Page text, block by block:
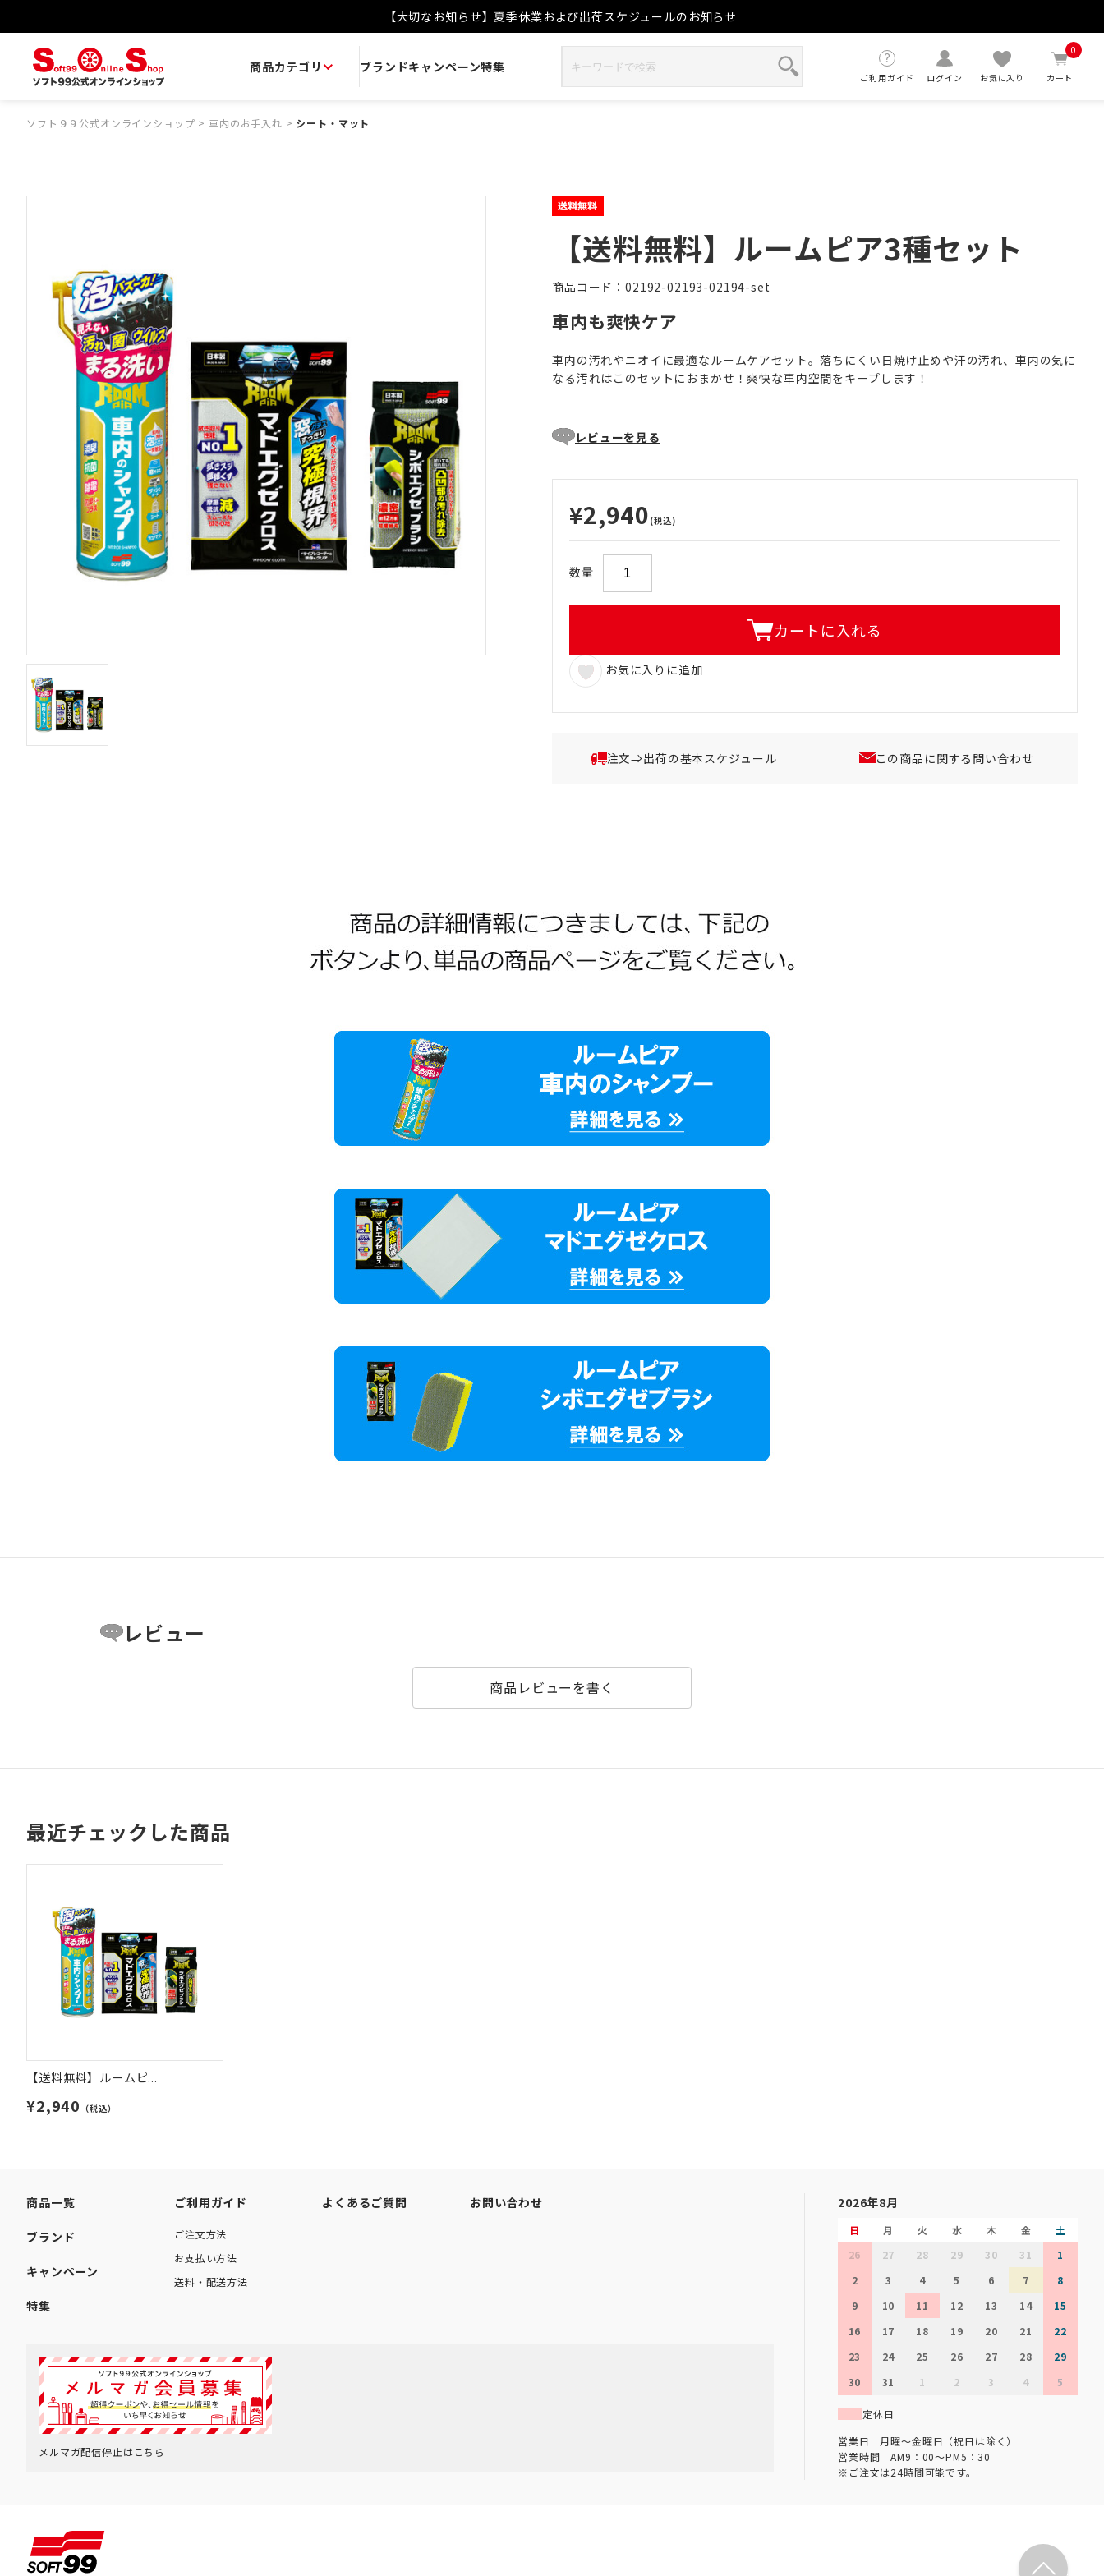
【大切なお知らせ】夏季休業および出荷スケジュールのお知らせ
商品カテゴリ ブランドキャンペーン特集
ご利用ガイド ログイン お気に入り カート
0
ソフト９９公式オンラインショップ > 車内のお手入れ > シート・マット
【送料無料】ルームピア3種セット
商品コード：02192-02193-02194-set
車内も爽快ケア
車内の汚れやニオイに最適なルームケアセット。落ちにくい日焼け止めや汗の汚れ、車内の気に
なる汚れはこのセットにおまかせ！爽快な車内空間をキープします！
レビューを見る
¥2,940 (税込)
数量
カートに入れる
お気に入りに追加
注文⇒出荷の基本スケジュール この商品に関する問い合わせ
レビュー
商品レビューを書く
最近チェックした商品
【送料無料】ルームピ...
¥2,940 （税込）
商品一覧
ブランド
キャンペーン
特集
ご利用ガイド
ご注文方法
お支払い方法
送料・配送方法
よくあるご質問 お問い合わせ
メルマガ配信停止はこちら
2026年8月
日 月 火 水 木 金
土
26
27 28 29 30 31
1
2
3 4 5 6 7
8
9
10 11 12 13 14
15
16
17 18 19 20 21
22
23
24 25 26 27 28
29
30
31 1 2 3 4 5
定休日
営業日 月曜～金曜日（祝日は除く）
営業時間 AM9：00～PM5：30
※ご注文は24時間可能です。